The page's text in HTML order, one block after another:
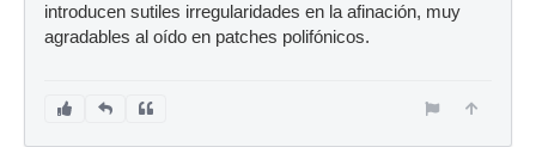
introducen sutiles irregularidades en la afinación, muy
agradables al oído en patches polifónicos.